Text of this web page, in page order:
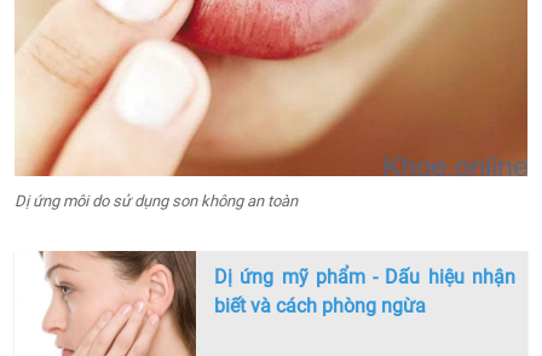
Dị ứng môi do sử dụng son không an toàn
Dị ứng mỹ phẩm - Dấu hiệu nhận
biết và cách phòng ngừa